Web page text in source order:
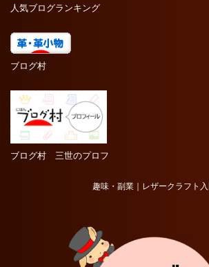
人気ブログランキング
ブログ村
ブログ村 三世のプロフ
趣味・副業｜レザークラフト